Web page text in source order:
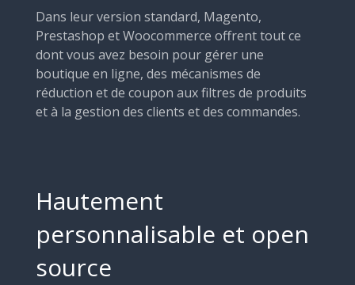
Dans leur version standard, Magento,
Prestashop et Woocommerce offrent tout ce
dont vous avez besoin pour gérer une
boutique en ligne, des mécanismes de
réduction et de coupon aux filtres de produits
et à la gestion des clients et des commandes.
Hautement
personnalisable et open
source